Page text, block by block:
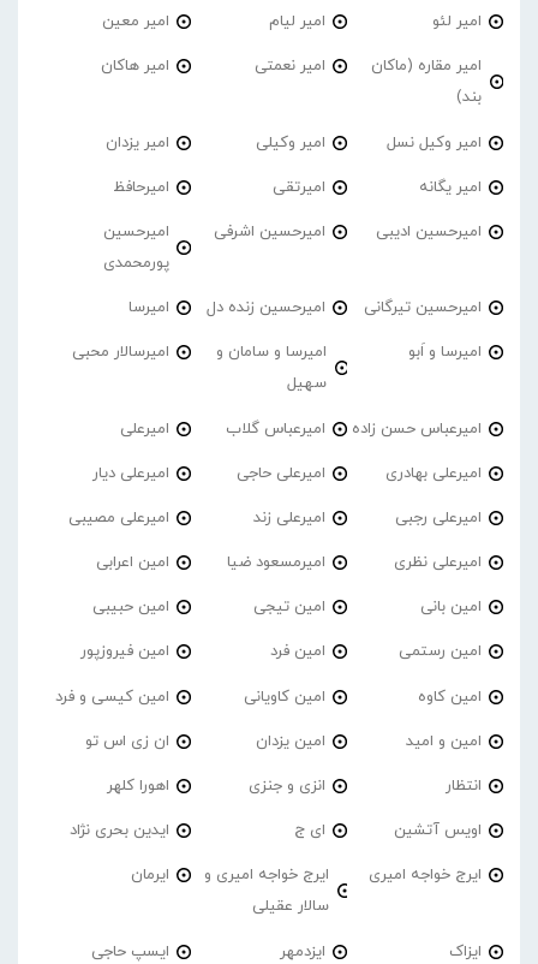
امیر لئو امیر لیام امیر معین
امیر مقاره (ماکان
بند)
امیر نعمتی امیر هاکان
امیر وکیل نسل امیر وکیلی امیر یزدان
امیر یگانه امیرتقی امیرحافظ
امیرحسین ادیبی امیرحسین اشرفی
امیرحسین
پورمحمدی
امیرحسین تیرگانی امیرحسین زنده دل امیرسا
امیرسا و اَبو
امیرسا و سامان و
سهیل
امیرسالار محبی
امیرعباس حسن زاده امیرعباس گلاب امیرعلی
امیرعلی بهادری امیرعلی حاجی امیرعلی دیار
امیرعلی رجبی امیرعلی زند امیرعلی مصیبی
امیرعلی نظری امیرمسعود ضیا امین اعرابی
امین بانی امین تیجی امین حبیبی
امین رستمی امین فرد امین فیروزپور
امین کاوه امین کاویانی امین کیسی و فرد
امین و امید امین یزدان ان زی اس تو
انتظار انزی و جنزی اهورا کلهر
اویس آتشین ای ج ایدین بحری نژاد
ایرج خواجه امیری
ایرج خواجه امیری و
سالار عقیلی
ایرمان
ایزاک ایزدمهر ایسپ حاجی